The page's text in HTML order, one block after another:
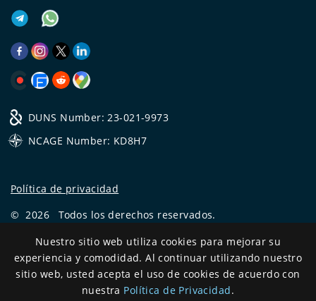
DUNS Number: 23-021-9973
NCAGE Number: KD8H7
Política de privacidad
© 2026
Todos los derechos reservados.
CRYSTAL.TAX—EXPERTO OFFSHORE №❶
Development
and support
Nuestro sitio web utiliza cookies para mejorar su
experiencia y comodidad. Al continuar utilizando nuestro
sitio web, usted acepta el uso de cookies de acuerdo con
nuestra Política de Privacidad.